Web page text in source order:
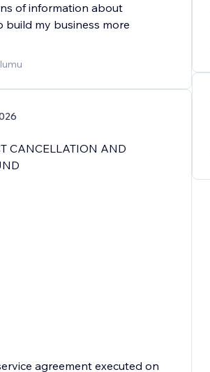
of information about
build my business more
CANCELLATION AND
agreement executed on